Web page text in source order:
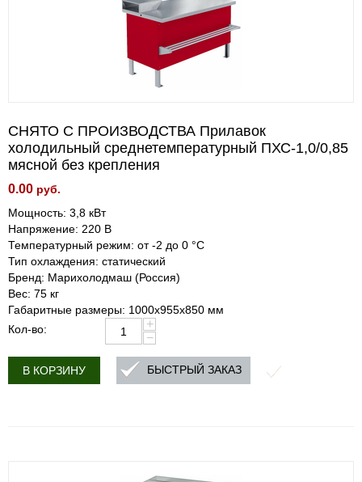
СНЯТО С ПРОИЗВОДСТВА Прилавок
холодильный среднетемпературный ПХС-1,0/0,85
мясной без крепления
0.00 руб.
Мощность: 3,8 кВт
Напряжение: 220 В
Температурный режим: от -2 до 0 °C
Тип охлаждения: статический
Бренд: Марихолодмаш (Россия)
Вес: 75 кг
Габаритные размеры: 1000х955х850 мм
Кол-во:
+
−
В КОРЗИНУ БЫСТРЫЙ ЗАКАЗ